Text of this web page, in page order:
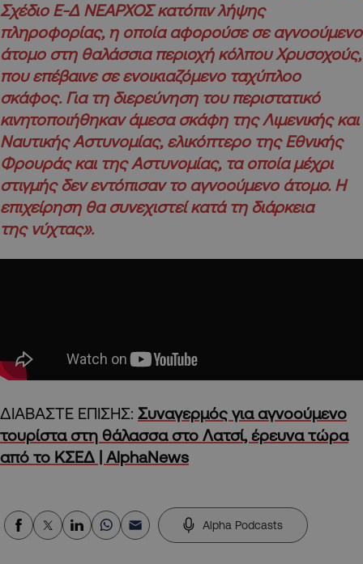
Σχέδιο Ε-Δ ΝΕΑΡΧΟΣ κατόπιν λήψης
πληροφορίας, η οποία αφορούσε σε αγνοούμενο
άτομο στη θαλάσσια περιοχή κόλπου Χρυσοχούς,
που επέβαινε σε ενοικιαζόμενο ταχύπλοο
σκάφος. Για τη διερεύνηση του περιστατικό
κινητοποιήθηκαν άμεσα σκάφη της Λιμενικής και
Ναυτικής Αστυνομίας, ελικόπτερο της Εθνικής
Φρουράς και της Αστυνομίας, τα οποία μέχρι
στιγμής δεν εντόπισαν το αγνοούμενο άτομο. Η
επιχείρηση θα συνεχιστεί κατά τη διάρκεια
της νύχτας».
ΔΙΑΒΑΣΤΕ ΕΠΙΣΗΣ: Συναγερμός για αγνοούμενο
τουρίστα στη θάλασσα στο Λατσί, έρευνα τώρα
από το ΚΣΕΔ | AlphaNews
Alpha Podcasts